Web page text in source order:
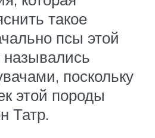
такое
псы этой
назывались
поскольку
этой породы
Татр.